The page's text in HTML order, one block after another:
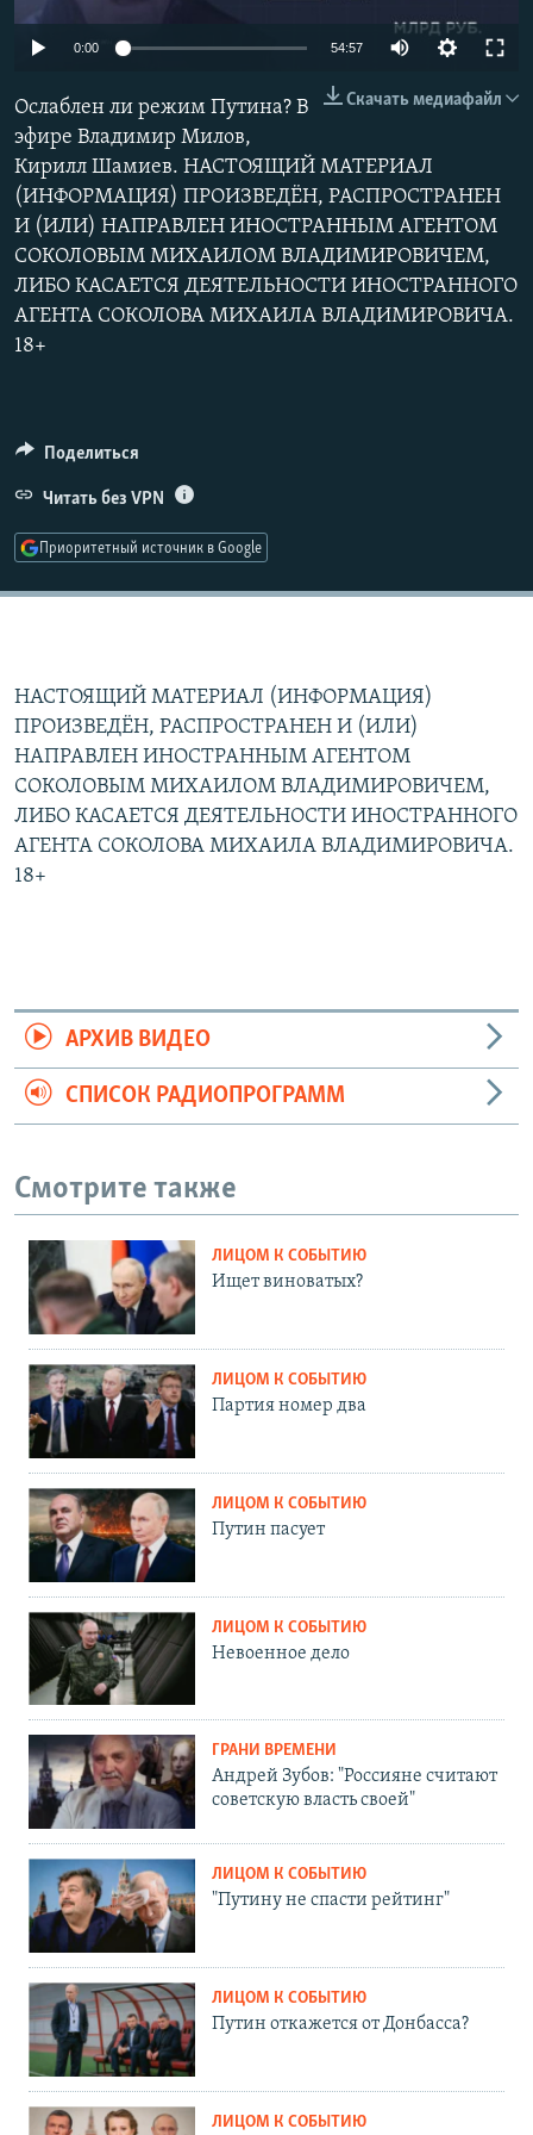
РАСПИСАНИЕ ВЕЩАНИЯ
СОЦИАЛЬНЫЕ СЕТИ
Все сайты РСЕ/РС
360p
0:00 54:57
480p
1080p
Скачать медиафайл
Ослаблен ли режим Путина? В
эфире Владимир Милов,
Кирилл Шамиев. НАСТОЯЩИЙ МАТЕРИАЛ
(ИНФОРМАЦИЯ) ПРОИЗВЕДЁН, РАСПРОСТРАНЕН
И (ИЛИ) НАПРАВЛЕН ИНОСТРАННЫМ АГЕНТОМ
СОКОЛОВЫМ МИХАИЛОМ ВЛАДИМИРОВИЧЕМ,
ЛИБО КАСАЕТСЯ ДЕЯТЕЛЬНОСТИ ИНОСТРАННОГО
АГЕНТА СОКОЛОВА МИХАИЛА ВЛАДИМИРОВИЧА.
18+
Поделиться
Читать без VPN
Приоритетный источник в Google
НАСТОЯЩИЙ МАТЕРИАЛ (ИНФОРМАЦИЯ)
ПРОИЗВЕДЁН, РАСПРОСТРАНЕН И (ИЛИ)
НАПРАВЛЕН ИНОСТРАННЫМ АГЕНТОМ
СОКОЛОВЫМ МИХАИЛОМ ВЛАДИМИРОВИЧЕМ,
ЛИБО КАСАЕТСЯ ДЕЯТЕЛЬНОСТИ ИНОСТРАННОГО
АГЕНТА СОКОЛОВА МИХАИЛА ВЛАДИМИРОВИЧА.
18+
АРХИВ ВИДЕО
СПИСОК РАДИОПРОГРАММ
Смотрите также
ЛИЦОМ К СОБЫТИЮ
Ищет виноватых?
ЛИЦОМ К СОБЫТИЮ
Партия номер два
ЛИЦОМ К СОБЫТИЮ
Путин пасует
ЛИЦОМ К СОБЫТИЮ
Невоенное дело
ГРАНИ ВРЕМЕНИ
Андрей Зубов: "Россияне считают
советскую власть своей"
ЛИЦОМ К СОБЫТИЮ
"Путину не спасти рейтинг"
ЛИЦОМ К СОБЫТИЮ
Путин откажется от Донбасса?
ЛИЦОМ К СОБЫТИЮ